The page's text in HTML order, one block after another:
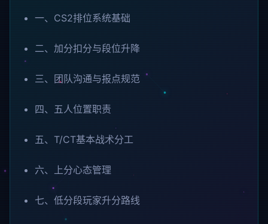
一、CS2排位系统基础
二、加分扣分与段位升降
三、团队沟通与报点规范
四、五人位置职责
五、T/CT基本战术分工
六、上分心态管理
七、低分段玩家升分路线